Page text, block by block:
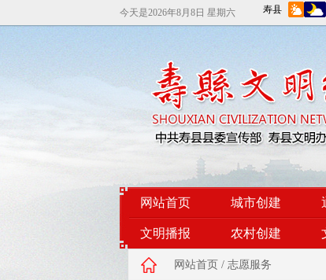
今天是2026年8月8日 星期六
网站首页 城市创建
文明播报 农村创建
网站首页 / 志愿服务